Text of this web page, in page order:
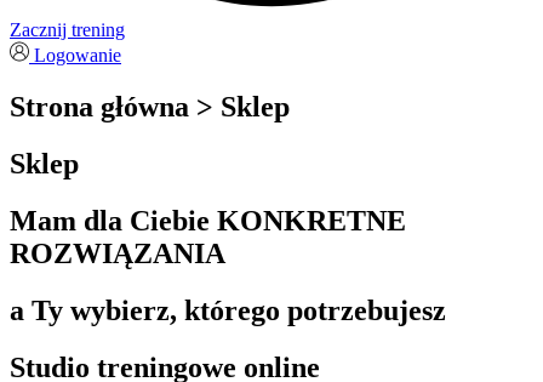
Zacznij trening
Logowanie
Strona główna > Sklep
Sklep
Mam dla Ciebie KONKRETNE
ROZWIĄZANIA
a Ty wybierz, którego potrzebujesz
Studio treningowe online